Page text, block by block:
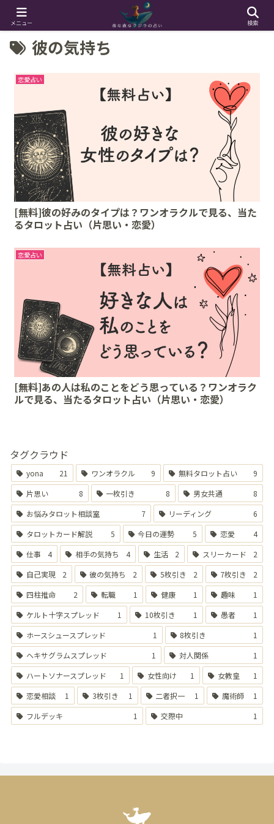
彼の気持ち
恋愛占い
[無料]彼の好みのタイプは？ワンオラクルで見る、当た
るタロット占い（片思い・恋愛）
恋愛占い
[無料]あの人は私のことをどう思っている？ワンオラク
ルで見る、当たるタロット占い（片思い・恋愛）
タグクラウド
yona 21 ワンオラクル 9 無料タロット占い
9
片思い
8 一枚引き 8 男女共通
8
お悩みタロット相談室
7 リーディング
6
タロットカード解説
5 今日の運勢 5 恋愛
4
仕事
4 相手の気持ち 4 生活 2 スリーカード
2
自己実現
2 彼の気持ち 2 5枚引き 2 7枚引き
2
四柱推命
2 転職 1 健康 1 趣味
1
ケルト十字スプレッド
1 10枚引き 1 愚者
1
ホースシュースプレッド
1 8枚引き
1
ヘキサグラムスプレッド
1 対人関係
1
ハートソナースプレッド
1 女性向け 1 女教皇
1
恋愛相談
1 3枚引き 1 二者択一 1 魔術師
1
フルデッキ
1 交際中 1
メニュー 検索